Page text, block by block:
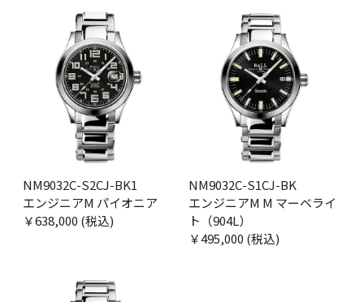
NM9032C-S2CJ-BK1
エンジニアM パイオニア
￥638,000 (税込)
NM9032C-S1CJ-BK
エンジニアM M マーベライ
ト（904L）
￥495,000 (税込)